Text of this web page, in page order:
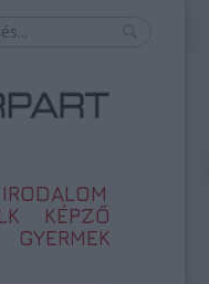
IRODALOM
KÉPZŐ
GYERMEK